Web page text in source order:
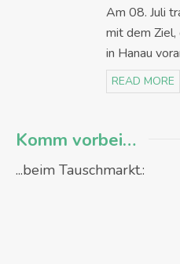
Am 08. Juli
mit dem
in Hanau
READ MORE
Komm vorbei…
...beim Tauschmarkt.: